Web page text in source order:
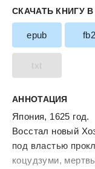
СКАЧАТЬ КНИГУ
epub fb2
txt
АННОТАЦИЯ
Япония, 1625 год.
Восстал новый
под властью
коцудзуми,